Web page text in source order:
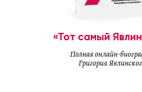
«Тот самый
Полная онлайн-
Григория